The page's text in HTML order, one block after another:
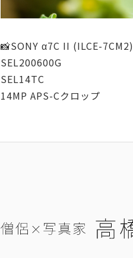
📸SONY α7C II (ILCE-7CM2)
SEL200600G
SEL14TC
14MP APS-Cクロップ